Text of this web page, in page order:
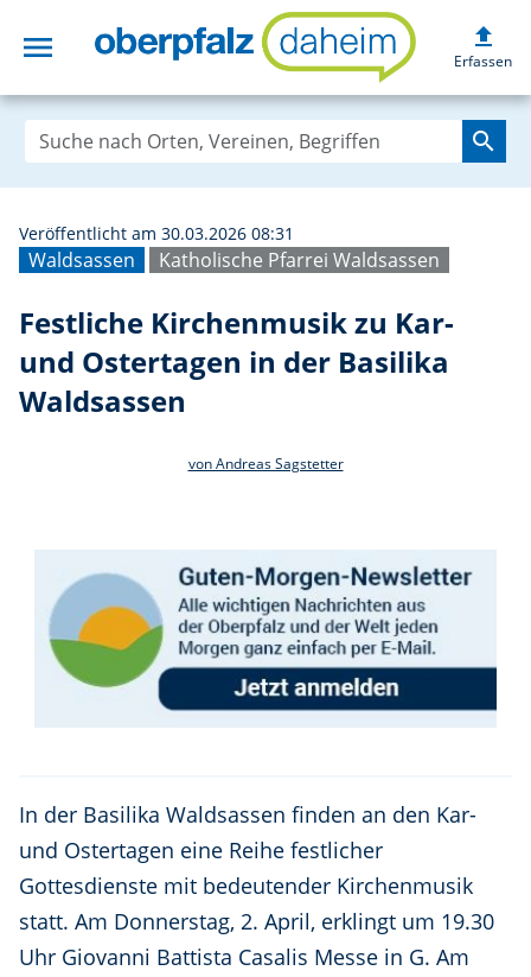
menu Festliche
upload
Erfassen
search
Waldsassen Katholische Pfarrei Waldsassen
Veröffentlicht am 30.03.2026 08:31
Festliche Kirchenmusik zu Kar-
und Ostertagen in der Basilika
Waldsassen
von Andreas Sagstetter
In der Basilika Waldsassen finden an den Kar-
und Ostertagen eine Reihe festlicher
Gottesdienste mit bedeutender Kirchenmusik
statt. Am Donnerstag, 2. April, erklingt um 19.30
Uhr Giovanni Battista Casalis Messe in G. Am